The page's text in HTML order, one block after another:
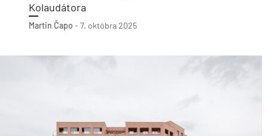
Kolaudátora
Martin Čapo - 7. októbra 2025